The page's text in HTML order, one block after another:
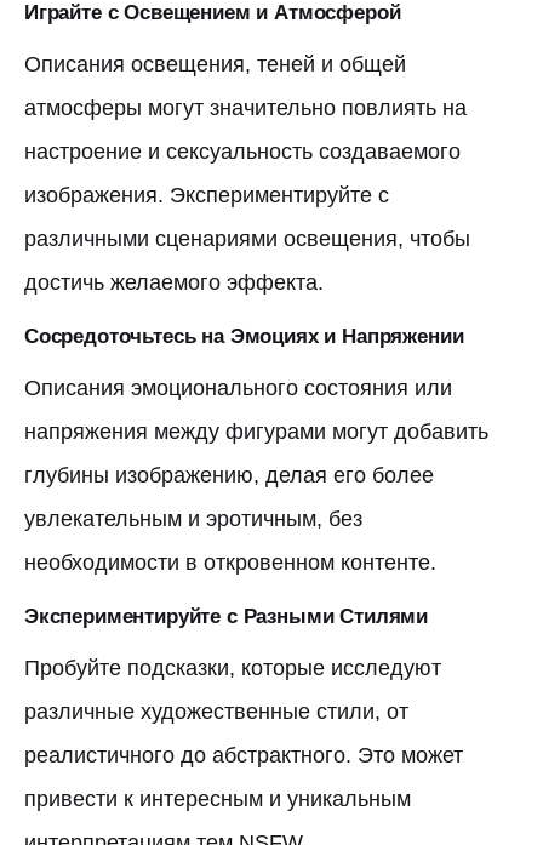
Играйте с Освещением и Атмосферой
Описания освещения, теней и общей
атмосферы могут значительно повлиять на
настроение и сексуальность создаваемого
изображения. Экспериментируйте с
различными сценариями освещения, чтобы
достичь желаемого эффекта.
Сосредоточьтесь на Эмоциях и Напряжении
Описания эмоционального состояния или
напряжения между фигурами могут добавить
глубины изображению, делая его более
увлекательным и эротичным, без
необходимости в откровенном контенте.
Экспериментируйте с Разными Стилями
Пробуйте подсказки, которые исследуют
различные художественные стили, от
реалистичного до абстрактного. Это может
привести к интересным и уникальным